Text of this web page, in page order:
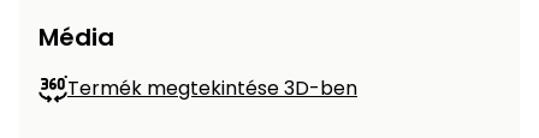
Média
Termék megtekintése 3D-ben